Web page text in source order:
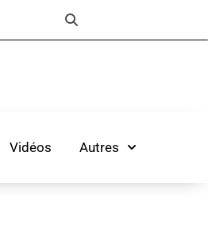
Vidéos Autres